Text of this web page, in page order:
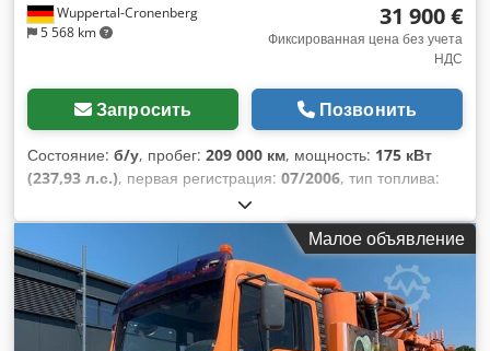
Wuppertal-Cronenberg
5 568 km
31 900 €
Фиксированная цена без учета
НДС
Запросить Позвонить
Состояние: б/у, пробег: 209 000 км, мощность: 175 кВт
(237,93 л.с.), первая регистрация: 07/2006, тип топлива:
15 000 кг, конфигурация осей:
следующая проверка (TÜV):08/2027, цвет:белый, тип
передачи:
автоматический, класс выбросов: Евро 4,
общая длина:
7 500 мм, общая ширина:
, общая
высота:2 650 мм, объем грузового пространства:4 м³, Год
выпуска:
2006, Оборудование: ABS, кондиционер,
отопитель стояночный, сажевый фильтр,
Малое объявление